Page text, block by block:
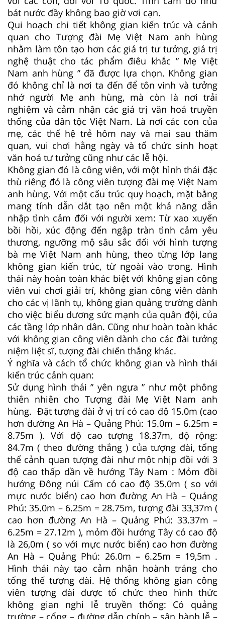
bát nước đầy không bao giờ vơi cạn.
Qui hoạch chi tiết không gian kiến trúc và cảnh
quan cho Tượng đài Mẹ Việt Nam anh hùng
nhằm làm tôn tạo hơn các giá trị tư tưởng, giá trị
nghệ thuật cho tác phẩm điêu khắc ” Mẹ Việt
Nam anh hùng ” đã được lựa chọn. Không gian
đó không chỉ là nơi ta đến để tôn vinh và tưởng
nhớ người Mẹ anh hùng, mà còn là nơi trải
nghiệm và cảm nhận các giá trị văn hoá truyền
thống của dân tộc Việt Nam. Là nơi các con của
mẹ, các thế hệ trẻ hôm nay và mai sau thăm
quan, vui chơi hằng ngày và tổ chức sinh hoạt
văn hoá tư tưởng cũng như các lễ hội.
Không gian đó là công viên, với một hình thái đặc
thù riêng đó là công viên tượng đài mẹ Việt Nam
anh hùng. Với một cấu trúc quy hoạch, mặt bằng
mang tính dẫn dắt tạo nên một khả năng dẫn
nhập tình cảm đối với người xem: Từ xao xuyến
bồi hồi, xúc động đến ngập tràn tình cảm yêu
thương, ngưỡng mộ sâu sắc đối với hình tượng
bà mẹ Việt Nam anh hùng, theo từng lớp lang
không gian kiến trúc, từ ngoài vào trong. Hình
thái này hoàn toàn khác biệt với không gian công
viên vui chơi giải trí, không gian công viên dành
cho các vị lãnh tụ, không gian quảng trường dành
cho việc biểu dương sức mạnh của quân đội, của
các tầng lớp nhân dân. Cũng như hoàn toàn khác
với không gian công viên dành cho các đài tưởng
niệm liệt sĩ, tượng đài chiến thắng khác.
Ý nghĩa và cách tổ chức không gian và hình thái
kiến trúc cảnh quan:
Sử dụng hình thái ” yên ngựa ” như một phông
thiên nhiên cho Tượng đài Mẹ Việt Nam anh
hùng. Đặt tượng đài ở vị trí có cao độ 15.0m (cao
hơn đường An Hà – Quảng Phú: 15.0m – 6.25m =
8.75m ). Với độ cao tượng 18.37m, độ rộng:
84.7m ( theo đường thẳng ) của tượng đài, tổng
thể cảnh quan tượng đài như một nhịp đồi với 3
độ cao thấp dần về hướng Tây Nam : Mỏm đồi
hướng Đông núi Cấm có cao độ 35.0m ( so với
mực nước biển) cao hơn đường An Hà – Quảng
Phú: 35.0m – 6.25m = 28.75m, tượng đài 33,37m (
cao hơn đường An Hà – Quảng Phú: 33.37m –
6.25m = 27.12m ), mỏm đồi hướng Tây có cao độ
là 26,0m ( so với mực nước biển) cao hơn đường
An Hà – Quảng Phú: 26.0m – 6.25m = 19,5m .
Hình thái này tạo cảm nhận hoành tráng cho
tổng thể tượng đài. Hệ thống không gian công
viên tượng đài được tổ chức theo hình thức
không gian nghi lễ truyền thống: Có quảng
trường – cổng – đường dẫn chính – sân hành lễ –